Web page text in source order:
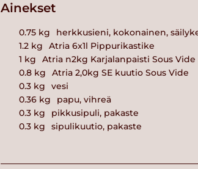
Ainekset
0.75 kg
herkkusieni, kokonainen,
1.2 kg
Atria 6x1l Pippurikastike
1 kg
Atria n2kg Karjalanpaisti Sous Vide
0.8 kg
Atria 2,0kg SE kuutio Sous Vide
0.3 kg
vesi
0.36 kg
papu, vihreä
0.3 kg
pikkusipuli, pakaste
0.3 kg sipulikuutio, pakaste